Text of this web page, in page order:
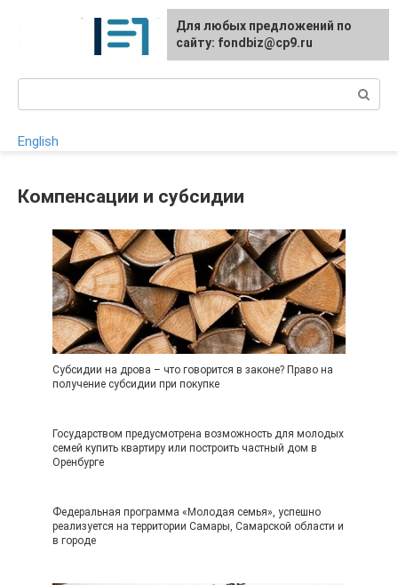
English
Компенсации и субсидии
Субсидии на дрова – что говорится в законе? Право на
получение субсидии при покупке
Государством предусмотрена возможность для молодых
семей купить квартиру или построить частный дом в
Оренбурге
Федеральная программа «Молодая семья», успешно
реализуется на территории Самары, Самарской области и
в городе
Для любых предложений по
сайту: fondbiz@cp9.ru